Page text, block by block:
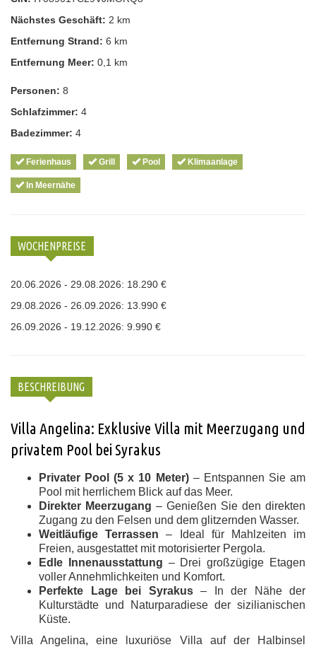
Nächstes Geschäft: 2 km
Entfernung Strand: 6 km
Entfernung Meer: 0,1 km
Personen: 8
Schlafzimmer: 4
Badezimmer: 4
Ferienhaus Grill Pool Klimaanlage
In Meernähe
WOCHENPREISE
20.06.2026 - 29.08.2026: 18.290 €
29.08.2026 - 26.09.2026: 13.990 €
26.09.2026 - 19.12.2026: 9.990 €
BESCHREIBUNG
Villa Angelina: Exklusive Villa mit Meerzugang und
privatem Pool bei Syrakus
Privater Pool (5 x 10 Meter)– Entspannen Sie am
Pool mit herrlichem Blick auf das Meer.
Direkter Meerzugang – Genießen Sie den direkten
Zugang zu den Felsen und dem glitzernden Wasser.
Weitläufige Terrassen – Ideal für Mahlzeiten im
Freien, ausgestattet mit motorisierter Pergola.
Edle Innenausstattung – Drei großzügige Etagen
voller Annehmlichkeiten und Komfort.
Perfekte Lage bei Syrakus– In der Nähe der
Kulturstädte und Naturparadiese der sizilianischen
Küste.
Villa Angelina, eine luxuriöse Villa auf der Halbinsel